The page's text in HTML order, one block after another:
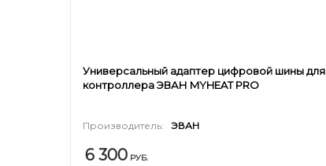
Универсальный адаптер цифровой шины для
контроллера ЭВАН MYHEAT PRO
Производитель: ЭВАН
6 300 РУБ.